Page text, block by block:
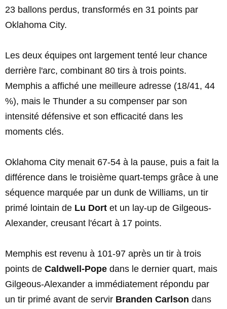
23 ballons perdus, transformés en 31 points par
Oklahoma City.
Les deux équipes ont largement tenté leur chance
derrière l'arc, combinant 80 tirs à trois points.
Memphis a affiché une meilleure adresse (18/41, 44
%), mais le Thunder a su compenser par son
intensité défensive et son efficacité dans les
moments clés.
Oklahoma City menait 67-54 à la pause, puis a fait la
différence dans le troisième quart-temps grâce à une
séquence marquée par un dunk de Williams, un tir
primé lointain de Lu Dort et un lay-up de Gilgeous-
Alexander, creusant l'écart à 17 points.
Memphis est revenu à 101-97 après un tir à trois
points de Caldwell-Pope dans le dernier quart, mais
Gilgeous-Alexander a immédiatement répondu par
un tir primé avant de servir Branden Carlson dans